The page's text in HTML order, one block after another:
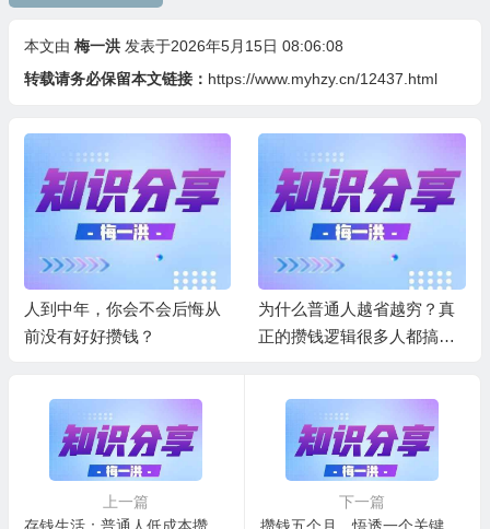
本文由 梅一洪 发表于2026年5月15日 08:06:08
转载请务必保留本文链接： https://www.myhzy.cn/12437.html
人到中年，你会不会后悔从
前没有好好攒钱？
为什么普通人越省越穷？真
正的攒钱逻辑很多人都搞错
上一篇
存钱生活：普通人低成本攒钱法，坚持半年存款翻一倍
下一篇
攒钱五个月，悟透一个关键攒钱思维，学到就是赚到！